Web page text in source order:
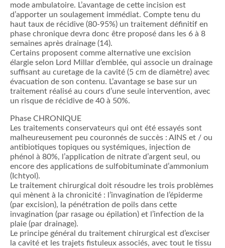
mode ambulatoire. L’avantage de cette incision est
d’apporter un soulagement immédiat. Compte tenu du
haut taux de récidive (80-95%) un traitement définitif en
phase chronique devra donc être proposé dans les 6 à 8
semaines après drainage (14).
Certains proposent comme alternative une excision
élargie selon Lord Millar d’emblée, qui associe un drainage
suffisant au curetage de la cavité (5 cm de diamètre) avec
évacuation de son contenu. L’avantage se base sur un
traitement réalisé au cours d’une seule intervention, avec
un risque de récidive de 40 à 50%.
Phase CHRONIQUE
Les traitements conservateurs qui ont été essayés sont
malheureusement peu couronnés de succès : AINS et / ou
antibiotiques topiques ou systémiques, injection de
phénol à 80%, l’application de nitrate d’argent seul, ou
encore des applications de sulfobituminate d’ammonium
(Ichtyol).
Le traitement chirurgical doit résoudre les trois problèmes
qui mènent à la chronicité : l’invagination de l’épiderme
(par excision), la pénétration de poils dans cette
invagination (par rasage ou épilation) et l’infection de la
plaie (par drainage).
Le principe général du traitement chirurgical est d’exciser
la cavité et les trajets fistuleux associés, avec tout le tissu